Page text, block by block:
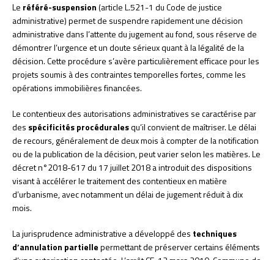
Le référé-suspension(article L.521-1 du Code de justice
administrative) permet de suspendre rapidement une décision
administrative dans l’attente du jugement au fond, sous réserve de
démontrer l’urgence et un doute sérieux quant à la légalité de la
décision. Cette procédure s’avère particulièrement efficace pour les
projets soumis à des contraintes temporelles fortes, comme les
opérations immobilières financées.
Le contentieux des autorisations administratives se caractérise par
des spécificités procéduralesqu’il convient de maîtriser. Le délai
de recours, généralement de deux mois à compter de la notification
ou de la publication de la décision, peut varier selon les matières. Le
décret n°2018-617 du 17 juillet 2018 a introduit des dispositions
visant à accélérer le traitement des contentieux en matière
d’urbanisme, avec notamment un délai de jugement réduit à dix
mois.
La jurisprudence administrative a développé des techniques
d’annulation partiellepermettant de préserver certains éléments